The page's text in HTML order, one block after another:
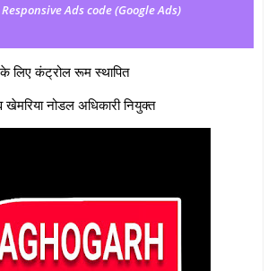
Ads code (Google Ads)
लिए कंट्रोल रूम स्थापित
नोडल अधिकारी नियुक्‍त